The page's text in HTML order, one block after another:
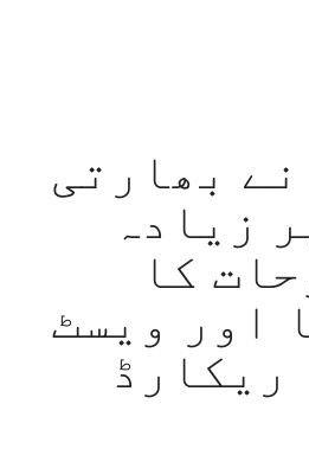
بھارتی
زیادہ
کا
اور ویسٹ
ریکارڈ